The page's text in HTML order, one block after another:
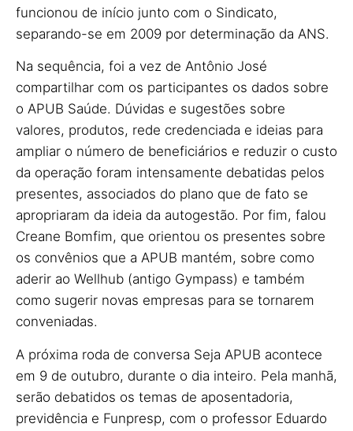
funcionou de início junto com o Sindicato,
separando-se em 2009 por determinação da ANS.
Na sequência, foi a vez de Antônio José
compartilhar com os participantes os dados sobre
o APUB Saúde. Dúvidas e sugestões sobre
valores, produtos, rede credenciada e ideias para
ampliar o número de beneficiários e reduzir o custo
da operação foram intensamente debatidas pelos
presentes, associados do plano que de fato se
apropriaram da ideia da autogestão. Por fim, falou
Creane Bomfim, que orientou os presentes sobre
os convênios que a APUB mantém, sobre como
aderir ao Wellhub (antigo Gympass) e também
como sugerir novas empresas para se tornarem
conveniadas.
A próxima roda de conversa Seja APUB acontece
em 9 de outubro, durante o dia inteiro. Pela manhã,
serão debatidos os temas de aposentadoria,
previdência e Funpresp, com o professor Eduardo